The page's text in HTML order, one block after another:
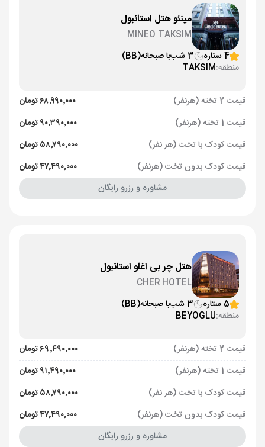
مینئو هتل استانبول
MINEO TAKSIM
4 ستاره
3 شب با صبحانه(BB)
منطقه:TAKSIM
قیمت 2 تخته (هرنفر)
۶۸٬۹۹۰٬۰۰۰ تومان
قیمت 1 تخته (هرنفر)
۹۰٬۳۹۰٬۰۰۰ تومان
قیمت کودک با تخت (هر نفر)
۵۸٬۷۹۰٬۰۰۰ تومان
قیمت کودک بدون تخت (هرنفر)
۴۷٬۴۹۰٬۰۰۰ تومان
مشاوره و رزرو رایگان
هتل چر بی اغلو استانبول
CHER HOTEL
5 ستاره
3 شب با صبحانه(BB)
منطقه:BEYOGLU
قیمت 2 تخته (هرنفر)
۶۹٬۴۹۰٬۰۰۰ تومان
قیمت 1 تخته (هرنفر)
۹۱٬۴۹۰٬۰۰۰ تومان
قیمت کودک با تخت (هر نفر)
۵۸٬۷۹۰٬۰۰۰ تومان
قیمت کودک بدون تخت (هرنفر)
۴۷٬۴۹۰٬۰۰۰ تومان
مشاوره و رزرو رایگان